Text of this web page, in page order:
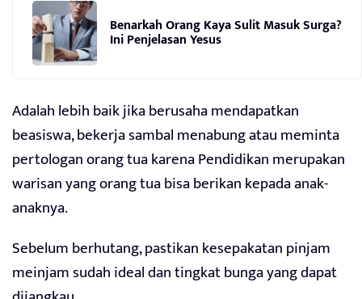
Benarkah Orang Kaya Sulit Masuk Surga?
Ini Penjelasan Yesus
Adalah lebih baik jika berusaha mendapatkan
beasiswa, bekerja sambal menabung atau meminta
pertologan orang tua karena Pendidikan merupakan
warisan yang orang tua bisa berikan kepada anak-
anaknya.
Sebelum berhutang, pastikan kesepakatan pinjam
meinjam sudah ideal dan tingkat bunga yang dapat